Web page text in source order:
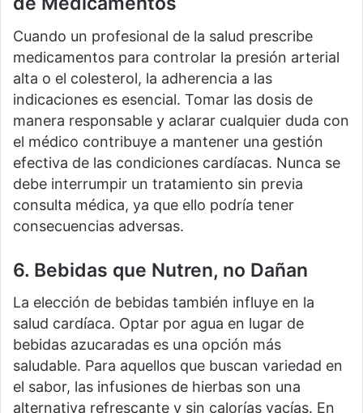
Cuando un profesional de la salud prescribe
medicamentos para controlar la presión arterial
alta o el colesterol, la adherencia a las
indicaciones es esencial. Tomar las dosis de
manera responsable y aclarar cualquier duda con
el médico contribuye a mantener una gestión
efectiva de las condiciones cardíacas. Nunca se
debe interrumpir un tratamiento sin previa
consulta médica, ya que ello podría tener
consecuencias adversas.
6. Bebidas que Nutren, no Dañan
La elección de bebidas también influye en la
salud cardíaca. Optar por agua en lugar de
bebidas azucaradas es una opción más
saludable. Para aquellos que buscan variedad en
el sabor, las infusiones de hierbas son una
alternativa refrescante y sin calorías vacías. En